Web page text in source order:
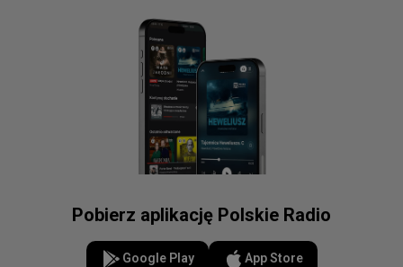
Pobierz aplikację Polskie Radio
Google Play App Store